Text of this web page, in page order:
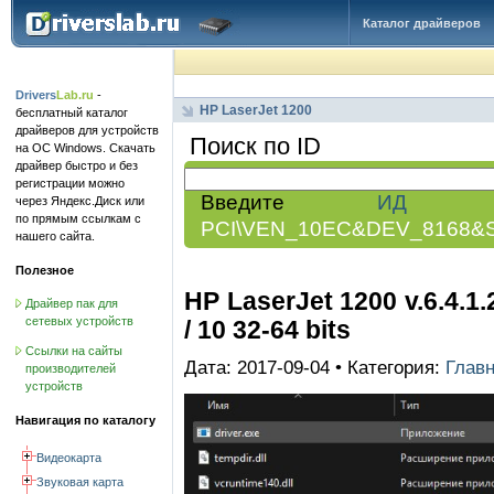
Каталог драйверов
DriversLab.ru -
бесплатный каталог
драйверов для устройств
на ОС Windows. Скачать
драйвер быстро и без
регистрации можно
через Яндекс.Диск или
по прямым ссылкам с
нашего сайта.
Полезное
Драйвер пак для
сетевых устройств
Ссылки на сайты
производителей
устройств
Навигация по каталогу
Видеокарта
Звуковая карта
HP LaserJet 1200
Поиск по ID
Введите ИД
HP LaserJet 1200
/ 10 32-64 bits
Дата: 2017-09-04 • Категория: